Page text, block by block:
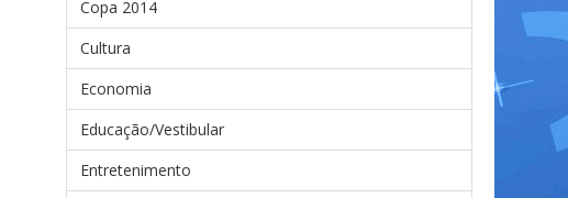
Copa 2014
Cultura
Economia
Educação/Vestibular
Entretenimento